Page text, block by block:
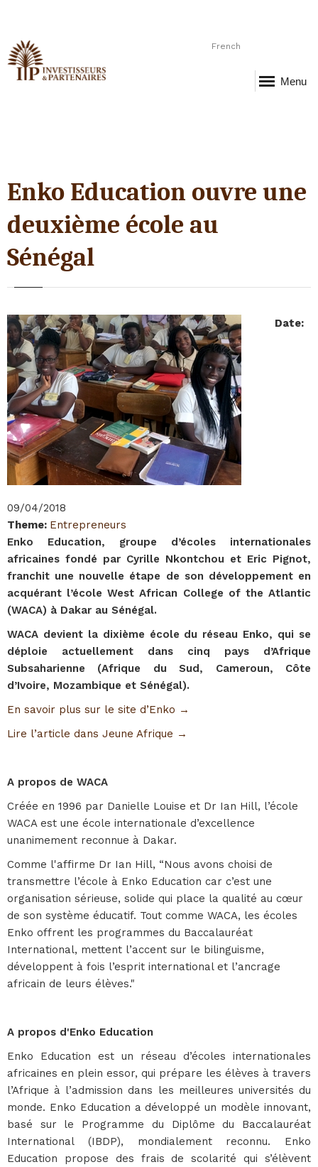
French
Menu
Enko Education ouvre une
deuxième école au
Sénégal
Date:
09/04/2018
Theme: Entrepreneurs
Enko Education, groupe d’écoles internationales
africaines fondé par Cyrille Nkontchou et Eric Pignot,
franchit une nouvelle étape de son développement en
acquérant l’école West African College of the Atlantic
(WACA) à Dakar au Sénégal.
WACA devient la dixième école du réseau Enko, qui se
déploie actuellement dans cinq pays d’Afrique
Subsaharienne (Afrique du Sud, Cameroun, Côte
d’Ivoire, Mozambique et Sénégal).
En savoir plus sur le site d’Enko →
Lire l’article dans Jeune Afrique →
A propos de WACA
Créée en 1996 par Danielle Louise et Dr Ian Hill, l’école
WACA est une école internationale d’excellence
unanimement reconnue à Dakar.
Comme l'affirme Dr Ian Hill, “Nous avons choisi de
transmettre l’école à Enko Education car c’est une
organisation sérieuse, solide qui place la qualité au cœur
de son système éducatif. Tout comme WACA, les écoles
Enko offrent les programmes du Baccalauréat
International, mettent l’accent sur le bilinguisme,
développent à fois l’esprit international et l’ancrage
africain de leurs élèves."
A propos d'Enko Education
Enko Education est un réseau d’écoles internationales
africaines en plein essor, qui prépare les élèves à travers
l’Afrique à l’admission dans les meilleures universités du
monde. Enko Education a développé un modèle innovant,
basé sur le Programme du Diplôme du Baccalauréat
International (IBDP), mondialement reconnu. Enko
Education propose des frais de scolarité qui s’élèvent